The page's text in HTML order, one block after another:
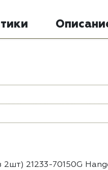
2шт) 21233-70150G